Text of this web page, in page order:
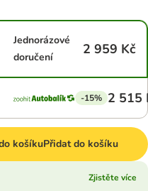
Jednorázové
doručení
2 959 Kč
-15% 2 515
košíkuPřidat do košíku
Zjistěte více